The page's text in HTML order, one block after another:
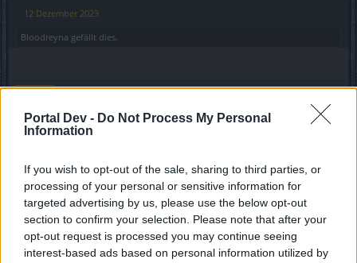
Portal Dev - Do Not Process My Personal
Information
If you wish to opt-out of the sale, sharing to third parties, or
processing of your personal or sensitive information for
targeted advertising by us, please use the below opt-out
section to confirm your selection. Please note that after your
opt-out request is processed you may continue seeing
interest-based ads based on personal information utilized by
12 Dezember 2023
Bloodreyna gefällt dies.
mcdoc
Gültig bis 31.12.2023